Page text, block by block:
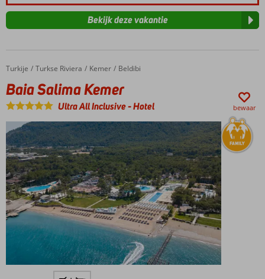
Bekijk deze vakantie
Home
Turkije Turkse Riviera Kemer Beldibi
Baia Salima Kemer
Baia Salima Kemer
Ultra All Inclusive-Hotel bewaar